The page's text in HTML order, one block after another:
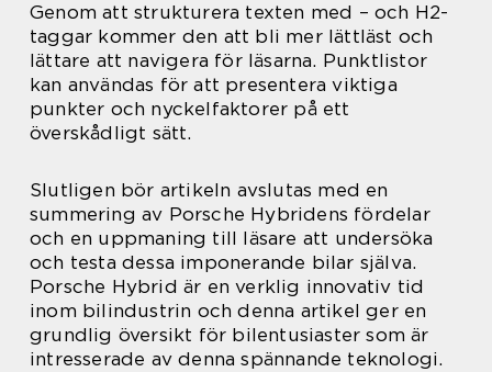
Genom att strukturera texten med – och H2-
taggar kommer den att bli mer lättläst och
lättare att navigera för läsarna. Punktlistor
kan användas för att presentera viktiga
punkter och nyckelfaktorer på ett
överskådligt sätt.
Slutligen bör artikeln avslutas med en
summering av Porsche Hybridens fördelar
och en uppmaning till läsare att undersöka
och testa dessa imponerande bilar själva.
Porsche Hybrid är en verklig innovativ tid
inom bilindustrin och denna artikel ger en
grundlig översikt för bilentusiaster som är
intresserade av denna spännande teknologi.